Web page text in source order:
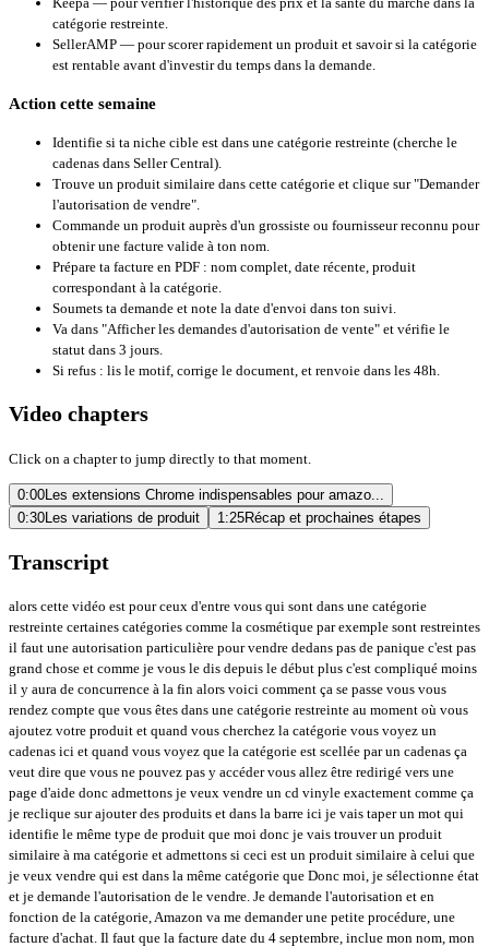
catégorie restreinte.
SellerAMP — pour scorer rapidement un produit et savoir si la catégorie
est rentable avant d'investir du temps dans la demande.
Action cette semaine
Identifie si ta niche cible est dans une catégorie restreinte (cherche le
cadenas dans Seller Central).
Trouve un produit similaire dans cette catégorie et clique sur "Demander
l'autorisation de vendre".
Commande un produit auprès d'un grossiste ou fournisseur reconnu pour
obtenir une facture valide à ton nom.
Prépare ta facture en PDF : nom complet, date récente, produit
correspondant à la catégorie.
Soumets ta demande et note la date d'envoi dans ton suivi.
Va dans "Afficher les demandes d'autorisation de vente" et vérifie le
statut dans 3 jours.
Si refus : lis le motif, corrige le document, et renvoie dans les 48h.
Video chapters
Click on a chapter to jump directly to that moment.
0:00Les extensions Chrome indispensables pour amazo...
0:30Les variations de produit 1:25Récap et prochaines étapes
Transcript
alors cette vidéo est pour ceux d'entre vous qui sont dans une catégorie
restreinte certaines catégories comme la cosmétique par exemple sont restreintes
il faut une autorisation particulière pour vendre dedans pas de panique c'est pas
grand chose et comme je vous le dis depuis le début plus c'est compliqué moins
il y aura de concurrence à la fin alors voici comment ça se passe vous vous
rendez compte que vous êtes dans une catégorie restreinte au moment où vous
ajoutez votre produit et quand vous cherchez la catégorie vous voyez un
cadenas ici et quand vous voyez que la catégorie est scellée par un cadenas ça
veut dire que vous ne pouvez pas y accéder vous allez être redirigé vers une
page d'aide donc admettons je veux vendre un cd vinyle exactement comme ça
je reclique sur ajouter des produits et dans la barre ici je vais taper un mot qui
identifie le même type de produit que moi donc je vais trouver un produit
similaire à ma catégorie et admettons si ceci est un produit similaire à celui que
je veux vendre qui est dans la même catégorie que Donc moi, je sélectionne état
et je demande l'autorisation de le vendre. Je demande l'autorisation et en
fonction de la catégorie, Amazon va me demander une petite procédure, une
facture d'achat. Il faut que la facture date du 4 septembre, inclue mon nom, mon